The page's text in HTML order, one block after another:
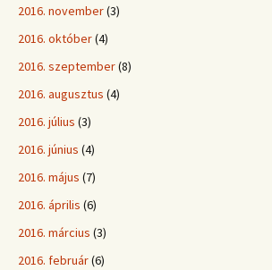
2016. november(3)
2016. október(4)
2016. szeptember(8)
2016. augusztus (4)
2016. július (3)
2016. június (4)
2016. május (7)
2016. április (6)
2016. március (3)
2016. február(6)